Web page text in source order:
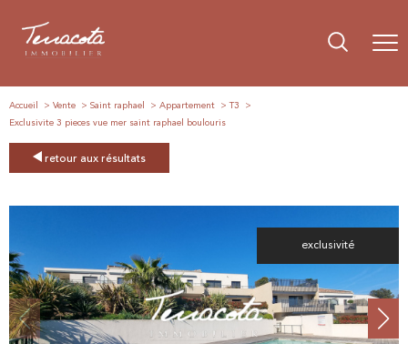
Accueil Vente Saint raphael Appartement
T3
Exclusivite 3 pieces vue mer saint raphael boulouris
retour aux résultats
exclusivité